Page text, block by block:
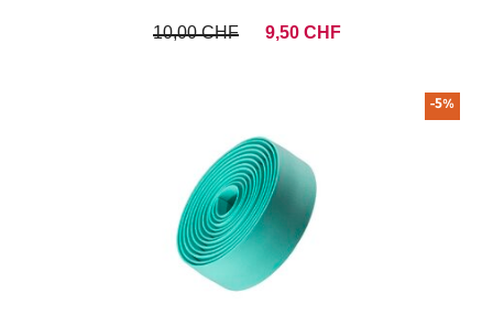
10,00 CHF 9,50 CHF
-5%